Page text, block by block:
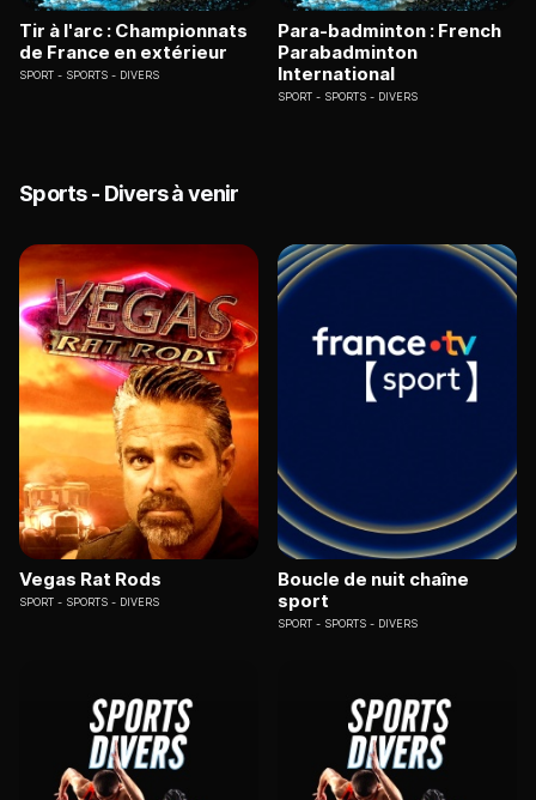
Tir à l'arc : Championnats
de France en extérieur
SPORT SPORTS - DIVERS
Para-badminton : French
Parabadminton
International
SPORT SPORTS - DIVERS
Sports - Divers à venir
Vegas Rat Rods
SPORT SPORTS - DIVERS
Boucle de nuit chaîne
sport
SPORT SPORTS - DIVERS